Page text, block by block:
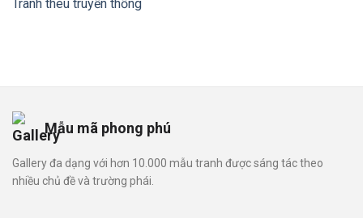
Tranh thêu truyền thống
Mẫu mã phong phú
Gallery đa dạng với hơn 10.000 mẫu tranh được sáng tác theo
nhiều chủ đề và trường phái.